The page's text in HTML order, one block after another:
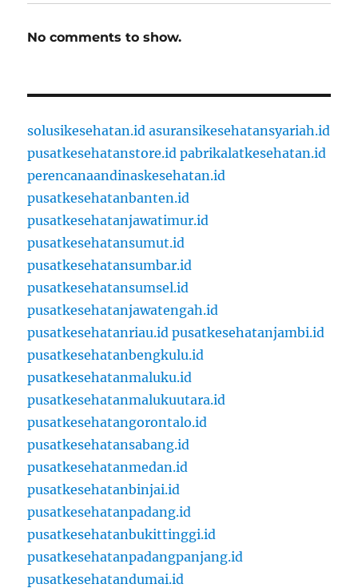
No comments to show.
solusikesehatan.id asuransikesehatansyariah.id
pusatkesehatanstore.id pabrikalatkesehatan.id
perencanaandinaskesehatan.id
pusatkesehatanbanten.id
pusatkesehatanjawatimur.id
pusatkesehatansumut.id
pusatkesehatansumbar.id
pusatkesehatansumsel.id
pusatkesehatanjawatengah.id
pusatkesehatanriau.id pusatkesehatanjambi.id
pusatkesehatanbengkulu.id
pusatkesehatanmaluku.id
pusatkesehatanmalukuutara.id
pusatkesehatangorontalo.id
pusatkesehatansabang.id
pusatkesehatanmedan.id
pusatkesehatanbinjai.id
pusatkesehatanpadang.id
pusatkesehatanbukittinggi.id
pusatkesehatanpadangpanjang.id
pusatkesehatandumai.id